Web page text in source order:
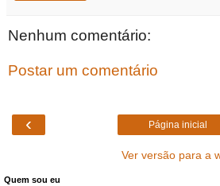
Nenhum comentário:
Postar um comentário
‹ Página inicial
Ver versão para a
Quem sou eu